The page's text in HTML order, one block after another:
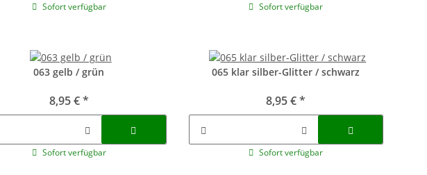
Sofort verfügbar Sofort verfügbar
063 gelb / grün
8,95 €*
Sofort verfügbar
065 klar silber-Glitter / schwarz
8,95 €*
Sofort verfügbar